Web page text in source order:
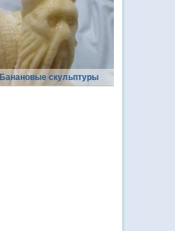
Банановые скульптуры